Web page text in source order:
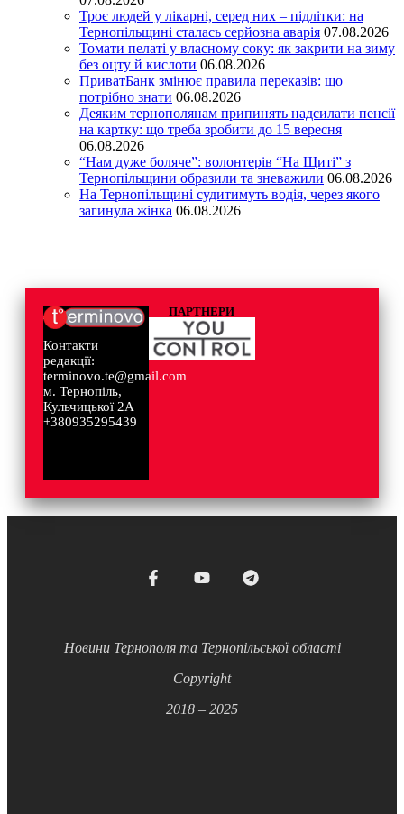
Троє людей у лікарні, серед них – підлітки: на
Тернопільщині сталась серйозна аварія 07.08.2026
Томати пелаті у власному соку: як закрити на зиму
без оцту й кислоти 06.08.2026
ПриватБанк змінює правила переказів: що
потрібно знати 06.08.2026
Деяким тернополянам припинять надсилати пенсії
на картку: що треба зробити до 15 вересня
06.08.2026
“Нам дуже боляче”: волонтерів “На Щиті” з
Тернопільщини образили та зневажили 06.08.2026
На Тернопільщині судитимуть водія, через якого
загинула жінка 06.08.2026
Контакти
редакції:
terminovo.te@gmail.com
м. Тернопіль,
Кульчицької 2А
+380935295439
ПАРТНЕРИ
Новини Тернополя та Тернопільської області
Copyright
2018 – 2025